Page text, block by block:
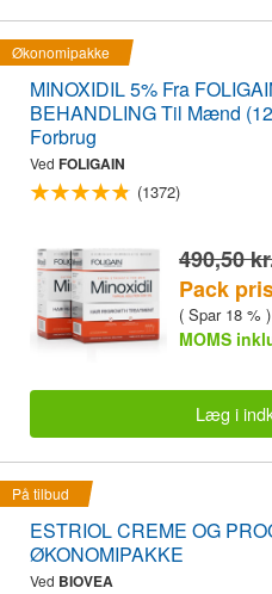
Økonomipakke
MINOXIDIL 5% Fra
BEHANDLING Til Mænd
Forbrug
Ved FOLIGAIN
(1372)
490,50
Pack
( Spar 18 % )
MOMS
Læg i
På tilbud
ESTRIOL CREME OG
ØKONOMIPAKKE
Ved BIOVEA